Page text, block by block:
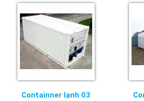
Containner lạnh 03